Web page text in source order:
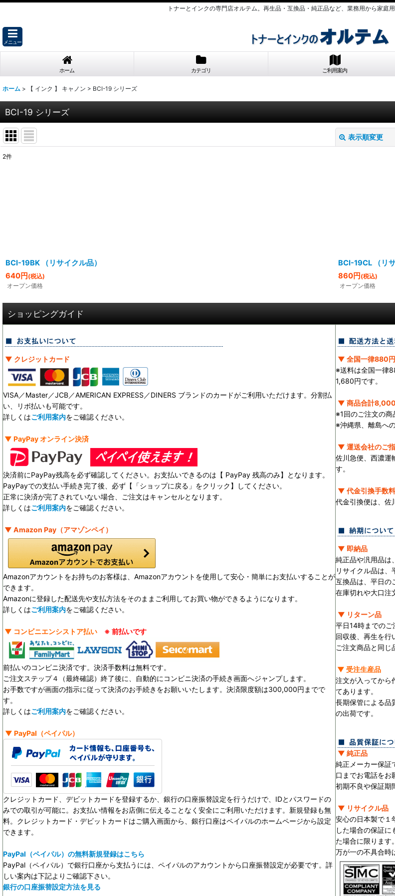
トナーとインクの専門店オルテム。再生品・互換品・純正品など、業務用から家庭
メニュー
ホーム カテゴリ ご利用案内
ホーム > 【 インク 】 キャノン > BCI-19 シリーズ
BCI-19 シリーズ
表示順変更
2件
BCI-19BK （リサイクル品）
640円 (税込)
オープン価格
BCI-19CL （リ
860円 (税込)
オープン価格
ショッピングガイド
▼ クレジットカード
VISA／Master／JCB／AMERICAN EXPRESS／DINERS ブランドのカードがご利用いただけます。分割払
い、リボ払いも可能です。
詳しくはご利用案内をご確認ください。
▼ PayPay オンライン決済
決済前にPayPay残高を必ず確認してください。お支払いできるのは【 PayPay 残高のみ】となります。
PayPayでの支払い手続き完了後、必ず【「ショップに戻る」をクリック】してください。
正常に決済が完了されていない場合、ご注文はキャンセルとなります。
詳しくはご利用案内をご確認ください。
▼ Amazon Pay（アマゾンペイ）
Amazonアカウントをお持ちのお客様は、Amazonアカウントを使用して安心・簡単にお支払いすることが
できます。
Amazonに登録した配送先や支払方法をそのままご利用してお買い物ができるようになります。
詳しくはご利用案内をご確認ください。
▼ コンビニエンシストア払い ※ 前払いです
前払いのコンビニ決済です。決済手数料は無料です。
ご注文ステップ４（最終確認）終了後に、自動的にコンビニ決済の手続き画面へジャンプします。
お手数ですが画面の指示に従って決済のお手続きをお願いいたします。決済限度額は300,000円までで
す。
詳しくはご利用案内をご確認ください。
▼ PayPal （ペイパル）
クレジットカード、デビットカードを登録するか、銀行の口座振替設定を行うだけで、IDとパスワードの
みでの取引が可能に。お支払い情報をお店側に伝えることなく安全にご利用いただけます。新規登録も無
料。クレジットカード・デビットカードはご購入画面から、銀行口座はペイパルのホームページから設定
できます。
PayPal（ペイパル）の無料新規登録はこちら
PayPal（ペイパル）で銀行口座から支払うには、ペイパルのアカウントから口座振替設定が必要です。詳
しい案内は下記よりご確認下さい。
銀行の口座振替設定方法を見る
▼ 全国一律880円
※送料は全国一律
1,680円です。
▼ 商品合計
※1回のご注文の商
※沖縄県、離島へ
▼ 運送会社のご
佐川急便、西濃運
す。
▼ 代金引換手数
代金引換便は、佐
▼ 即納品
純正品や汎用品は
リサイクル品は、
互換品は、平日の
在庫切れや大口注
▼ リターン品
平日14時までのご
回収後、再生を行
ご注文商品と同じ
▼ 受注生産品
注文が入ってから
てあります。
長期保管による品
の出荷です。
▼ 純正品
純正メーカー保証
口までお電話をお
初期不良や保証期
▼ リサイクル品
安心の日本製で１
した場合の保証
た場合に限ります
万が一の不具合時